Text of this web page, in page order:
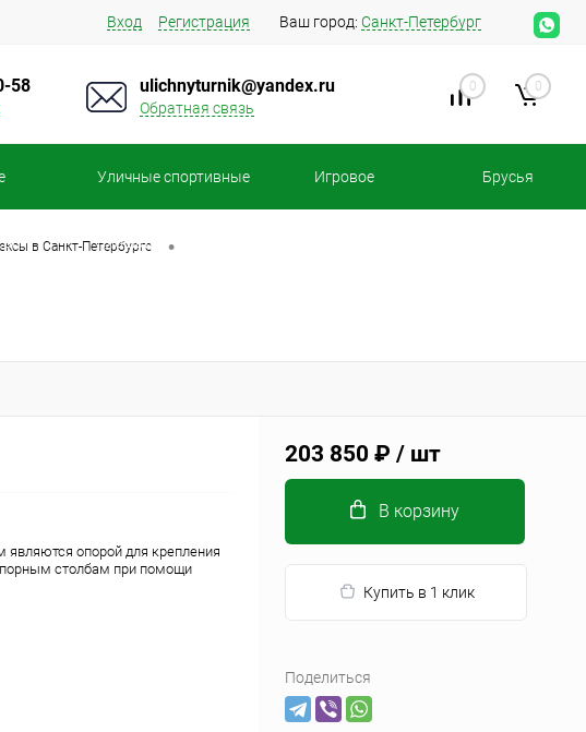
Вход Регистрация Ваш город: Санкт-Петербург
58 ulichnyturnik@yandex.ru
Обратная связь
0 0
Уличные спортивные
площадки
Игровое Брусья
в Санкт-Петербурге •
опорой для крепления
столбам при помощи
203 850 ₽ / шт
В корзину
Купить в 1 клик
Поделиться